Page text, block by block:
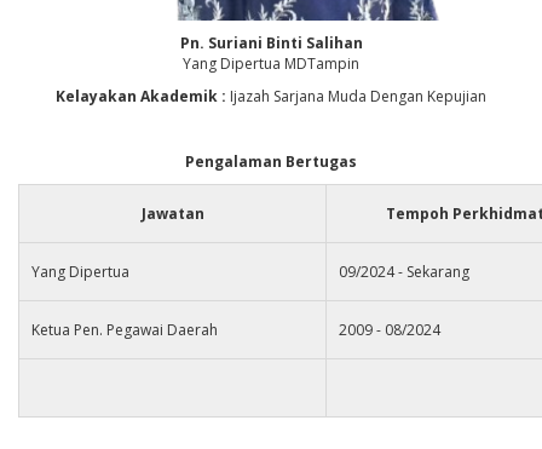
Pn. Suriani Binti Salihan
Yang Dipertua MDTampin
Kelayakan Akademik : Ijazah Sarjana Muda Dengan Kepujian
Pengalaman Bertugas
Jawatan Tempoh
Yang Dipertua 09/2024 - Sekarang
Ketua Pen. Pegawai Daerah 2009 - 08/2024